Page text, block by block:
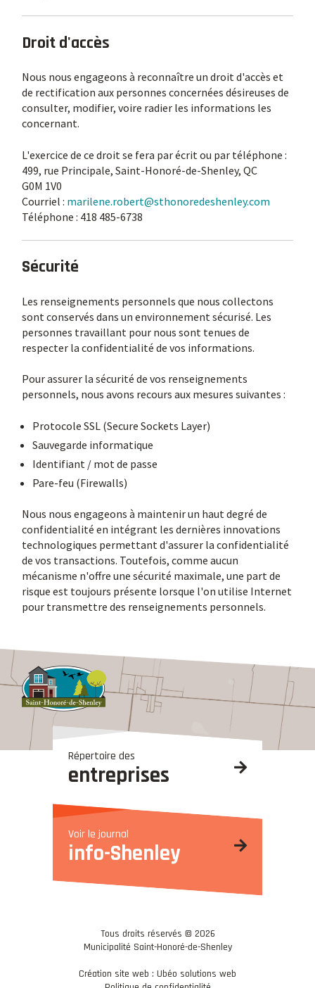
Droit d'accès
Nous nous engageons à reconnaître un droit d'accès et
de rectification aux personnes concernées désireuses de
consulter, modifier, voire radier les informations les
concernant.
L'exercice de ce droit se fera par écrit ou par téléphone :
499, rue Principale, Saint-Honoré-de-Shenley, QC
G0M 1V0
Courriel : marilene.robert@sthonoredeshenley.com
Téléphone : 418 485-6738
Sécurité
Les renseignements personnels que nous collectons
sont conservés dans un environnement sécurisé. Les
personnes travaillant pour nous sont tenues de
respecter la confidentialité de vos informations.
Pour assurer la sécurité de vos renseignements
personnels, nous avons recours aux mesures suivantes :
Protocole SSL (Secure Sockets Layer)
Sauvegarde informatique
Identifiant / mot de passe
Pare-feu (Firewalls)
Nous nous engageons à maintenir un haut degré de
confidentialité en intégrant les dernières innovations
technologiques permettant d'assurer la confidentialité
de vos transactions. Toutefois, comme aucun
mécanisme n'offre une sécurité maximale, une part de
risque est toujours présente lorsque l'on utilise Internet
pour transmettre des renseignements personnels.
Répertoire des
entreprises
Voir le journal
info-Shenley
Tous droits réservés © 2026
Municipalité Saint-Honoré-de-Shenley
Création site web : Ubéo solutions web